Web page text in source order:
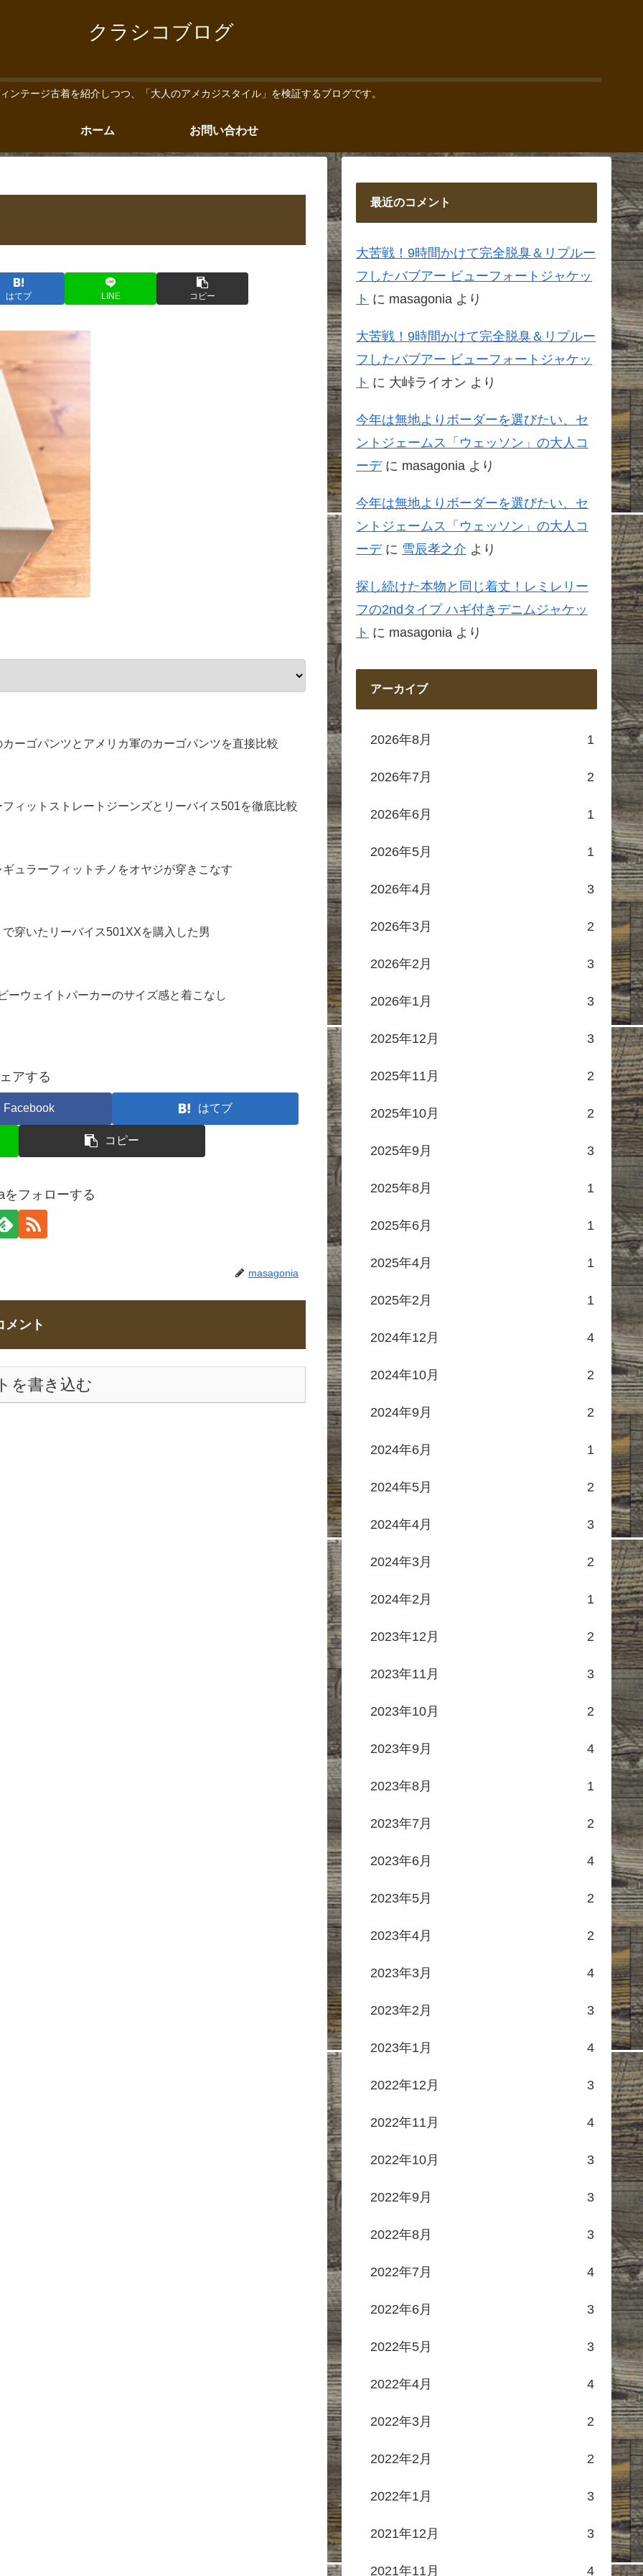
クラシコブログ
ンテージ古着を紹介しつつ、「大人のアメカジスタイル」を検証するブログです。
ホーム お問い合わせ
はてブ LINE コピー
ーゴパンツとアメリカ軍のカーゴパンツを直接比較
ィットストレートジーンズとリーバイス501を徹底比較
ュラーフィットチノをオヤジが穿きこなす
穿いたリーバイス501XXを購入した男
ーウェイトパーカーのサイズ感と着こなし
アする
Facebook はてブ
コピー
をフォローする
masagonia
メント
を書き込む
最近のコメント
大苦戦！9時間かけて完全脱臭＆リプルー
フしたバブアー ビューフォートジャケッ
ト に masagonia より
大苦戦！9時間かけて完全脱臭＆リプルー
フしたバブアー ビューフォートジャケッ
ト に 大峠ライオン より
今年は無地よりボーダーを選びたい、セ
ントジェームス「ウェッソン」の大人コ
ーデに masagonia より
今年は無地よりボーダーを選びたい、セ
ントジェームス「ウェッソン」の大人コ
ーデに 雪辰孝之介 より
探し続けた本物と同じ着丈！レミレリー
フの2ndタイプ ハギ付きデニムジャケッ
ト に masagonia より
アーカイブ
2026年8月 1
2026年7月 2
2026年6月 1
2026年5月 1
2026年4月 3
2026年3月 2
2026年2月 3
2026年1月 3
2025年12月 3
2025年11月 2
2025年10月 2
2025年9月 3
2025年8月 1
2025年6月 1
2025年4月 1
2025年2月 1
2024年12月 4
2024年10月 2
2024年9月 2
2024年6月 1
2024年5月 2
2024年4月 3
2024年3月 2
2024年2月 1
2023年12月 2
2023年11月 3
2023年10月 2
2023年9月 4
2023年8月 1
2023年7月 2
2023年6月 4
2023年5月 2
2023年4月 2
2023年3月 4
2023年2月 3
2023年1月 4
2022年12月 3
2022年11月 4
2022年10月 3
2022年9月 3
2022年8月 3
2022年7月 4
2022年6月 3
2022年5月 3
2022年4月 4
2022年3月 2
2022年2月 2
2022年1月 3
2021年12月 3
2021年11月 4